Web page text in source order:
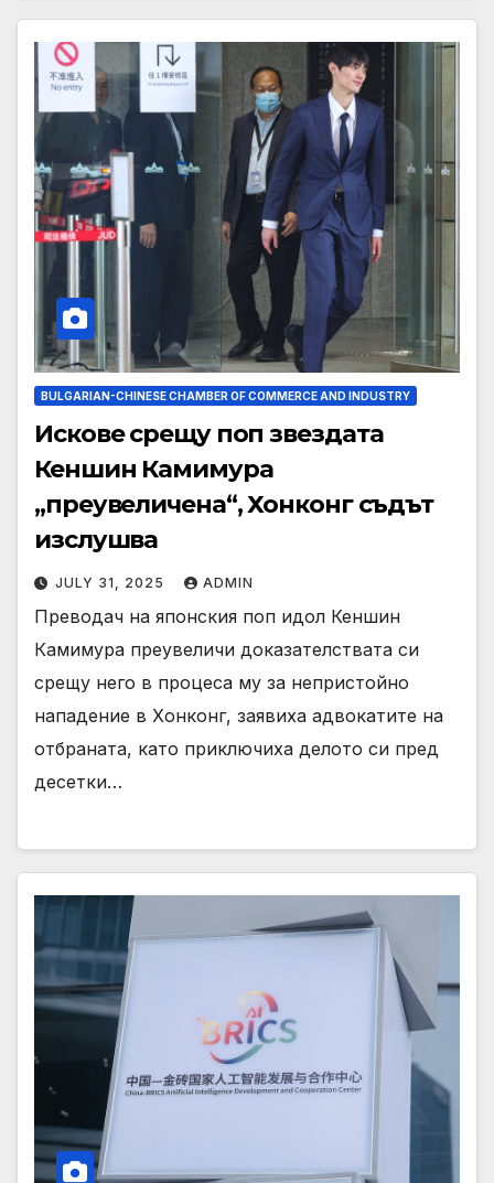
BULGARIAN-CHINESE CHAMBER OF COMMERCE AND INDUSTRY
Искове срещу поп звездата
Кеншин Камимура
„преувеличена“, Хонконг съдът
изслушва
JULY 31, 2025 ADMIN
Преводач на японския поп идол Кеншин
Камимура преувеличи доказателствата си
срещу него в процеса му за непристойно
нападение в Хонконг, заявиха адвокатите на
отбраната, като приключиха делото си пред
десетки…